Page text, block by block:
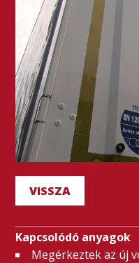
VISSZA
Kapcsolódó anyagok
Megérkeztek az új